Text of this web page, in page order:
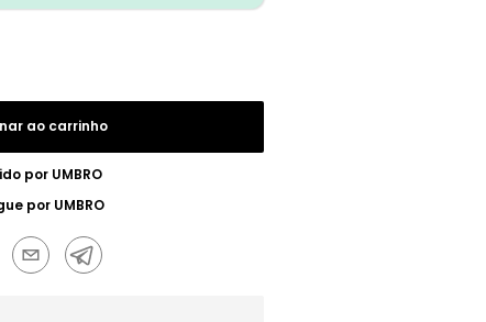
ao carrinho
por UMBRO
por UMBRO